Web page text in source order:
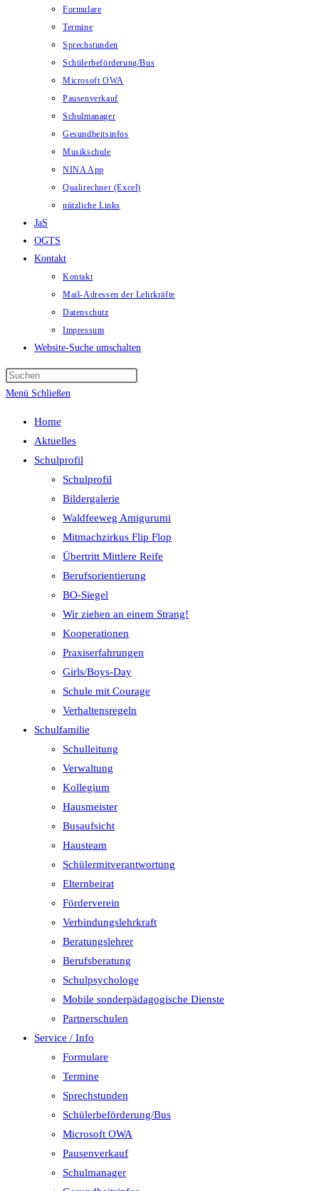
Formulare
Termine
Sprechstunden
Schülerbeförderung/Bus
Microsoft OWA
Pausenverkauf
Schulmanager
Gesundheitsinfos
Musikschule
NINA App
Qualirechner (Excel)
nützliche Links
JaS
OGTS
Kontakt
Kontakt
Mail-Adressen der Lehrkräfte
Datenschutz
Impressum
Website-Suche umschalten
Menü Schließen
Home
Aktuelles
Schulprofil
Schulprofil
Bildergalerie
Waldfeeweg Amigurumi
Mitmachzirkus Flip Flop
Übertritt Mittlere Reife
Berufsorientierung
BO-Siegel
Wir ziehen an einem Strang!
Kooperationen
Praxiserfahrungen
Girls/Boys-Day
Schule mit Courage
Verhaltensregeln
Schulfamilie
Schulleitung
Verwaltung
Kollegium
Hausmeister
Busaufsicht
Hausteam
Schülermitverantwortung
Elternbeirat
Förderverein
Verbindungslehrkraft
Beratungslehrer
Berufsberatung
Schulpsychologe
Mobile sonderpädagogische Dienste
Partnerschulen
Service / Info
Formulare
Termine
Sprechstunden
Schülerbeförderung/Bus
Microsoft OWA
Pausenverkauf
Schulmanager